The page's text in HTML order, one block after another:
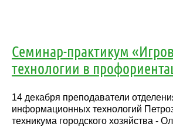
Cеминар-практикум
технологии в
14 декабря преподаватели
информационных технологий
техникума городского хозяйства -